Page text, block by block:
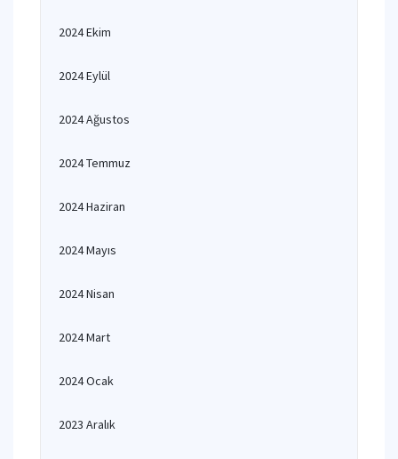
2024 Ekim
2024 Eylül
2024 Ağustos
2024 Temmuz
2024 Haziran
2024 Mayıs
2024 Nisan
2024 Mart
2024 Ocak
2023 Aralık